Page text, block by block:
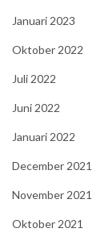
Januari 2023
Oktober 2022
Juli 2022
Juni 2022
Januari 2022
December 2021
November 2021
Oktober 2021